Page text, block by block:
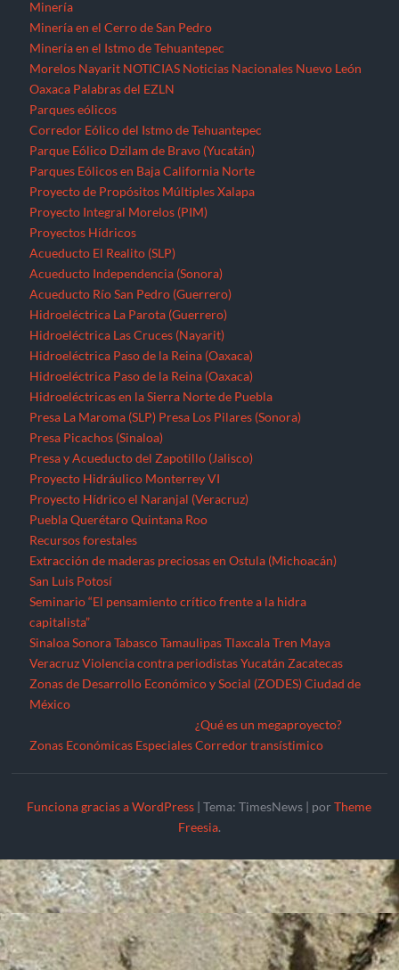
Minería
Minería en el Cerro de San Pedro
Minería en el Istmo de Tehuantepec
Morelos Nayarit NOTICIAS Noticias Nacionales Nuevo León
Oaxaca Palabras del EZLN
Parques eólicos
Corredor Eólico del Istmo de Tehuantepec
Parque Eólico Dzilam de Bravo (Yucatán)
Parques Eólicos en Baja California Norte
Proyecto de Propósitos Múltiples Xalapa
Proyecto Integral Morelos (PIM)
Proyectos Hídricos
Acueducto El Realito (SLP)
Acueducto Independencia (Sonora)
Acueducto Río San Pedro (Guerrero)
Hidroeléctrica La Parota (Guerrero)
Hidroeléctrica Las Cruces (Nayarit)
Hidroeléctrica Paso de la Reina (Oaxaca)
Hidroeléctrica Paso de la Reina (Oaxaca)
Hidroeléctricas en la Sierra Norte de Puebla
Presa La Maroma (SLP) Presa Los Pilares (Sonora)
Presa Picachos (Sinaloa)
Presa y Acueducto del Zapotillo (Jalisco)
Proyecto Hidráulico Monterrey VI
Proyecto Hídrico el Naranjal (Veracruz)
Puebla Querétaro Quintana Roo
Recursos forestales
Extracción de maderas preciosas en Ostula (Michoacán)
San Luis Potosí
Seminario “El pensamiento crítico frente a la hidra
capitalista”
Sinaloa Sonora Tabasco Tamaulipas Tlaxcala Tren Maya
Veracruz Violencia contra periodistas Yucatán Zacatecas
Zonas de Desarrollo Económico y Social (ZODES) Ciudad de
México
Zonas Económicas Especiales
¿Qué es un megaproyecto?
Corredor transístimico
Funciona gracias a WordPress |Tema: TimesNews | porTheme
Freesia.